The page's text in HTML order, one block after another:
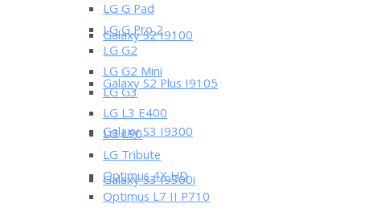
Galaxy S2 I9100
Galaxy S2 Plus I9105
Galaxy S3 I9300
Galaxy S3 I9300i
LG G Pad
LG G Pro 2
LG G2
LG G2 Mini
LG G3
LG L3 E400
LG L90
LG Tribute
Optimus 4X HD
Optimus L7 II P710